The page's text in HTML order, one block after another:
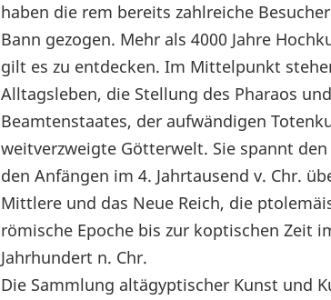
haben die rem bereits zahlreiche
Bann gezogen. Mehr als 4000 Jahre
gilt es zu entdecken. Im Mittelpunkt
Alltagsleben, die Stellung des Pharaos
Beamtenstaates, der aufwändigen
weitverzweigte Götterwelt. Sie spannt
den Anfängen im 4. Jahrtausend v. Chr.
Mittlere und das Neue Reich, die
römische Epoche bis zur koptischen Zeit
Jahrhundert n. Chr.
Die Sammlung altägyptischer Kunst und